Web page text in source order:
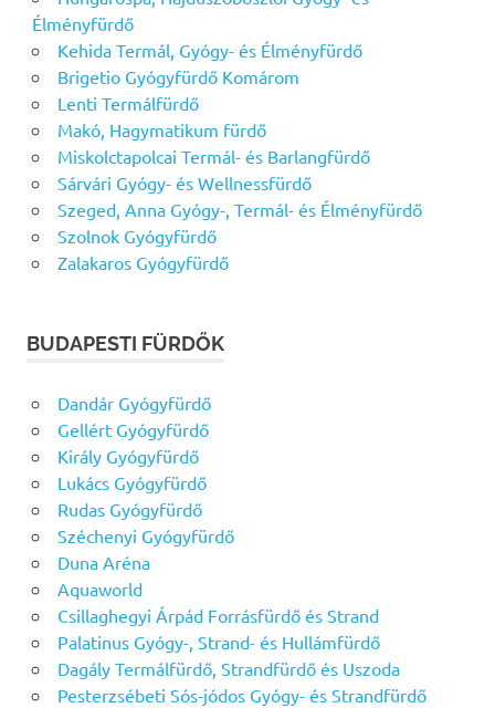
Élményfürdő
Kehida Termál, Gyógy- és Élményfürdő
Brigetio Gyógyfürdő Komárom
Lenti Termálfürdő
Makó, Hagymatikum fürdő
Miskolctapolcai Termál- és Barlangfürdő
Sárvári Gyógy- és Wellnessfürdő
Szeged, Anna Gyógy-, Termál- és Élményfürdő
Szolnok Gyógyfürdő
Zalakaros Gyógyfürdő
BUDAPESTI FÜRDŐK
Dandár Gyógyfürdő
Gellért Gyógyfürdő
Király Gyógyfürdő
Lukács Gyógyfürdő
Rudas Gyógyfürdő
Széchenyi Gyógyfürdő
Duna Aréna
Aquaworld
Csillaghegyi Árpád Forrásfürdő és Strand
Palatinus Gyógy-, Strand- és Hullámfürdő
Dagály Termálfürdő, Strandfürdő és Uszoda
Pesterzsébeti Sós-jódos Gyógy- és Strandfürdő